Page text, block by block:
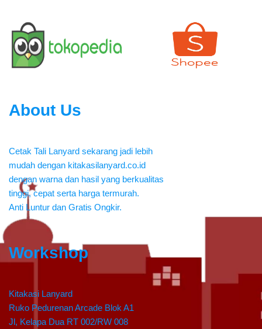
About Us
Cetak Tali Lanyard sekarang jadi lebih
mudah dengan kitakasilanyard.co.id
dengan warna dan hasil yang berkualitas
tinggi, cepat serta harga termurah.
Anti Luntur dan Gratis Ongkir.
Workshop
Kitakasi Lanyard
Ruko Pedurenan Arcade Blok A1
Jl, Kelapa Dua RT 002/RW 008